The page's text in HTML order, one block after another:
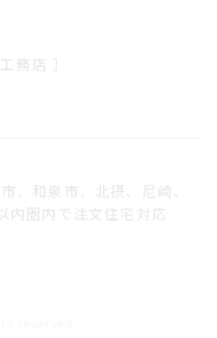
務店 ］
、和泉市、北摂、尼崎、
内圏内で注文住宅対応